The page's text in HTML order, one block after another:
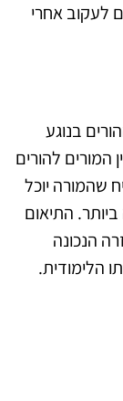
לעקוב אחרי
בנוגע
המורים להורים
שהמורה יוכל
התיאום
הנכונה
הלימודית.